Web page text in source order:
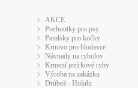
AKCE
Pochoutky pro psy
Pamlsky pro kočky
Krmivo pro hlodavce
Návnady na rybolov
Krmení jezírkové ryby
Výroba na zakázku
Drůbež - Holubi